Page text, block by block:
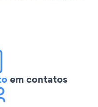
em contatos